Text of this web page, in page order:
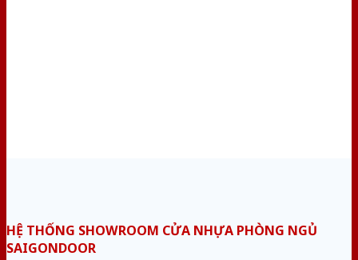
HỆ THỐNG SHOWROOM CỬA NHỰA PHÒNG NGỦ
SAIGONDOOR